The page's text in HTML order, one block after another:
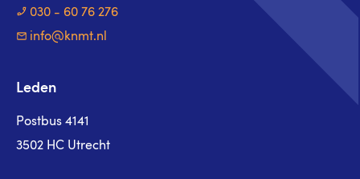
030 - 60 76 276
info@knmt.nl
Leden
Postbus 4141
3502 HC Utrecht